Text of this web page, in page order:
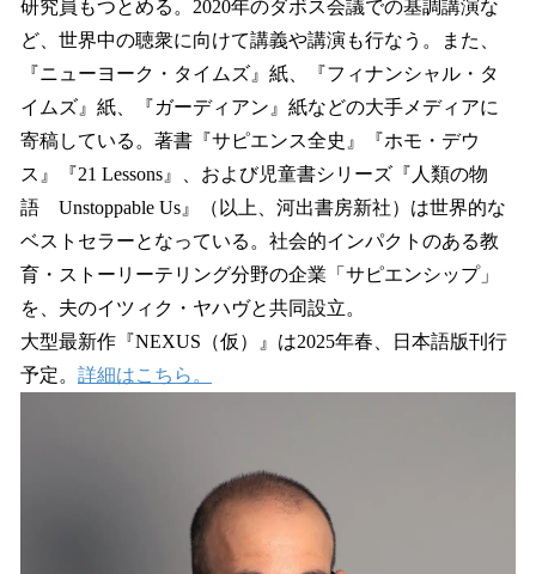
研究員もつとめる。2020年のダボス会議での基調講演な
ど、世界中の聴衆に向けて講義や講演も行なう。また、
『ニューヨーク・タイムズ』紙、『フィナンシャル・タ
イムズ』紙、『ガーディアン』紙などの大手メディアに
寄稿している。著書『サピエンス全史』『ホモ・デウ
ス』『21 Lessons』、および児童書シリーズ『人類の物
語 Unstoppable Us』（以上、河出書房新社）は世界的な
ベストセラーとなっている。社会的インパクトのある教
育・ストーリーテリング分野の企業「サピエンシップ」
を、夫のイツィク・ヤハヴと共同設立。
大型最新作『NEXUS（仮）』は2025年春、日本語版刊行
予定。 詳細はこちら。